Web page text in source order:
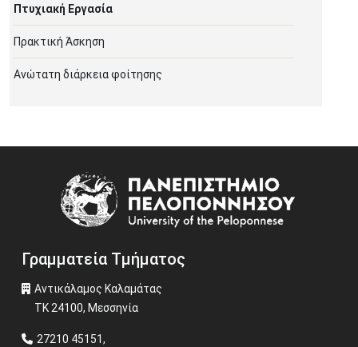
Πτυχιακή Εργασία
Πρακτική Άσκηση
Ανώτατη διάρκεια φοίτησης
Γραμματεία Τμήματος
Αντικάλαμος Καλαμάτας
ΤΚ 24100, Μεσσηνία
27210 45151,